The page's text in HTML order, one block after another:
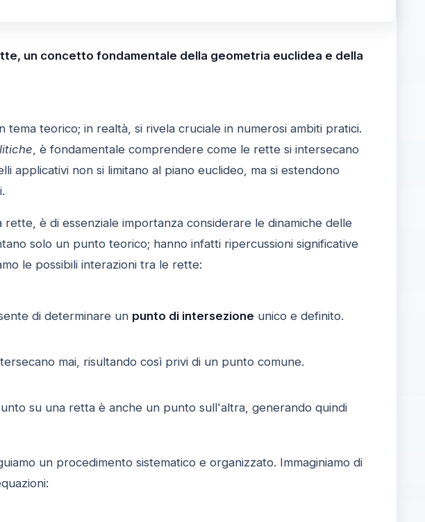
un concetto fondamentale della geometria euclidea e della
teorico; in realtà, si rivela cruciale in numerosi ambiti pratici.
, è fondamentale comprendere come le rette si intersecano
applicativi non si limitano al piano euclideo, ma si estendono
è di essenziale importanza considerare le dinamiche delle
solo un punto teorico; hanno infatti ripercussioni significative
le possibili interazioni tra le rette:
di determinare un punto di intersezione unico e definito.
mai, risultando così privi di un punto comune.
su una retta è anche un punto sull'altra, generando quindi
un procedimento sistematico e organizzato. Immaginiamo di